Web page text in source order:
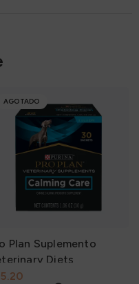
AGOTADO
Plan Suplemento
Diets
Calming Care